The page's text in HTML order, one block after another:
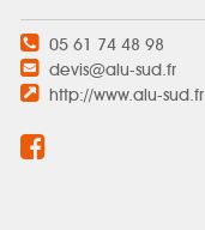
05 61 74 48 98
devis@alu-sud.fr
http://www.alu-sud.fr